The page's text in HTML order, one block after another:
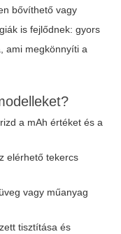
bővíthető vagy
is fejlődnek: gyors
ami megkönnyíti a
a mAh értéket és a
elérhető tekercs
vagy műanyag
tisztítása és